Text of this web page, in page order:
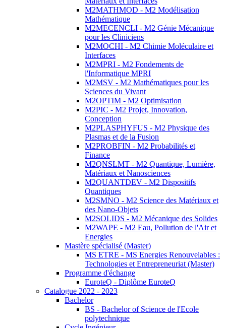
M2MATHMOD - M2 Modélisation
Mathématique
M2MECENCLI - M2 Génie Mécanique
pour les Cliniciens
M2MOCHI - M2 Chimie Moléculaire et
Interfaces
M2MPRI - M2 Fondements de
l'Informatique MPRI
M2MSV - M2 Mathématiques pour les
Sciences du Vivant
M2OPTIM - M2 Optimisation
M2PIC - M2 Projet, Innovation,
Conception
M2PLASPHYFUS - M2 Physique des
Plasmas et de la Fusion
M2PROBFIN - M2 Probabilités et
Finance
M2QNSLMT - M2 Quantique, Lumière,
Matériaux et Nanosciences
M2QUANTDEV - M2 Dispositifs
Quantiques
M2SMNO - M2 Science des Matériaux et
des Nano-Objets
M2SOLIDS - M2 Mécanique des Solides
M2WAPE - M2 Eau, Pollution de l'Air et
Energies
Mastère spécialisé (Master)
MS ETRE - MS Energies Renouvelables :
Technologies et Entrepreneuriat (Master)
Programme d'échange
EuroteQ - Diplôme EuroteQ
Catalogue 2022 - 2023
Bachelor
BS - Bachelor of Science de l'Ecole
polytechnique